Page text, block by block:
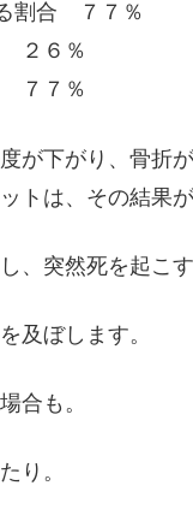
割合 ７７％
２６％
７７％
が下がり、骨折が
トは、その結果
、突然死を起こす
及ぼします。
合も。
り。